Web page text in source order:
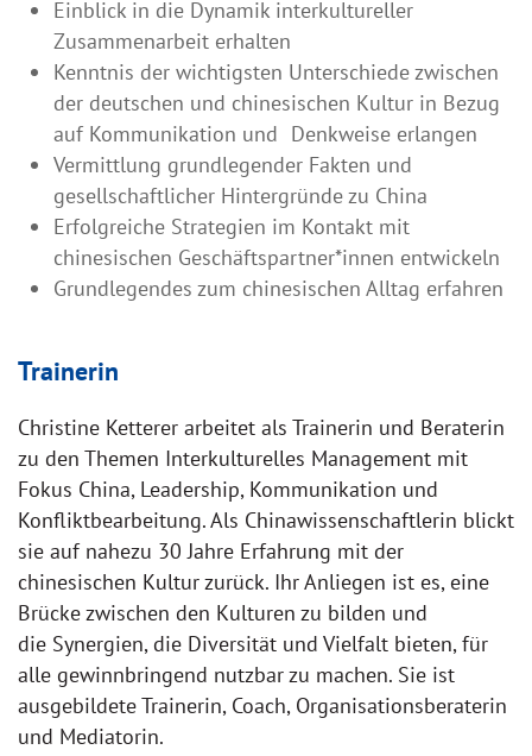
Einblick in die Dynamik interkultureller
Zusammenarbeit erhalten
Kenntnis der wichtigsten Unterschiede zwischen
der deutschen und chinesischen Kultur in Bezug
auf Kommunikation und Denkweise erlangen
Vermittlung grundlegender Fakten und
gesellschaftlicher Hintergründe zu China
Erfolgreiche Strategien im Kontakt mit
chinesischen Geschäftspartner*innen entwickeln
Grundlegendes zum chinesischen Alltag erfahren
Trainerin
Christine Ketterer arbeitet als Trainerin und Beraterin
zu den Themen Interkulturelles Management mit
Fokus China, Leadership, Kommunikation und
Konfliktbearbeitung. Als Chinawissenschaftlerin blickt
sie auf nahezu 30 Jahre Erfahrung mit der
chinesischen Kultur zurück. Ihr Anliegen ist es, eine
Brücke zwischen den Kulturen zu bilden und
die Synergien, die Diversität und Vielfalt bieten, für
alle gewinnbringend nutzbar zu machen. Sie ist
ausgebildete Trainerin, Coach, Organisationsberaterin
und Mediatorin.